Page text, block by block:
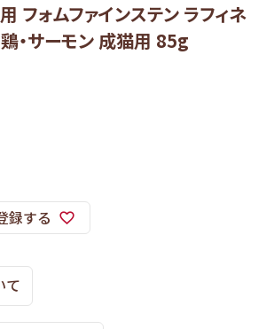
フォムファインステン ラフィネ
・サーモン 成猫用 85g
録する
て